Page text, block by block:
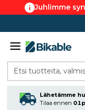
Juhlimme
Etsi tuotteita,
Lähetämme
Tilaa ennen